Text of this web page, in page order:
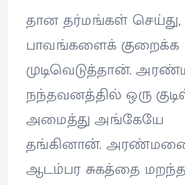
தான தர்மங்கள்
பாவங்களைக் குறைக்க
முடிவெடுத்தான்.
நந்தவனத்தில் ஒரு
அமைத்து அங்கேயே
தங்கினான்.
ஆடம்பர சுகத்தை